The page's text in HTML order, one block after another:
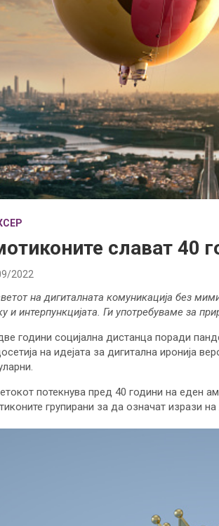
слават 40
2022
на дигиталната комуникација без
и интерпункцијата. Ги употребуваме за
години социјална дистанца поради
на идејата за дигитална иронија
потекнува пред 40 години на еден
групирани за да означат изрази